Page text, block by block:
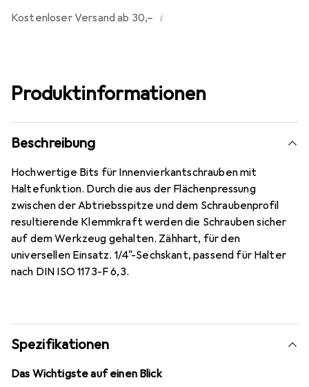
Kostenloser Versand ab 30,– i
Produktinformationen
Beschreibung
Hochwertige Bits für Innenvierkantschrauben mit
Haltefunktion. Durch die aus der Flächenpressung
zwischen der Abtriebsspitze und dem Schraubenprofil
resultierende Klemmkraft werden die Schrauben sicher
auf dem Werkzeug gehalten. Zähhart, für den
universellen Einsatz. 1/4"-Sechskant, passend für Halter
nach DIN ISO 1173-F 6,3.
Spezifikationen
Das Wichtigste auf einen Blick